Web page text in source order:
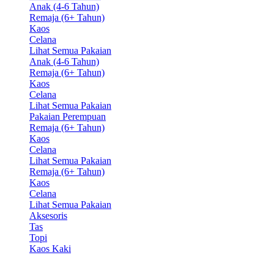
Anak (4-6 Tahun)
Remaja (6+ Tahun)
Kaos
Celana
Lihat Semua Pakaian
Anak (4-6 Tahun)
Remaja (6+ Tahun)
Kaos
Celana
Lihat Semua Pakaian
Pakaian Perempuan
Remaja (6+ Tahun)
Kaos
Celana
Lihat Semua Pakaian
Remaja (6+ Tahun)
Kaos
Celana
Lihat Semua Pakaian
Aksesoris
Tas
Topi
Kaos Kaki